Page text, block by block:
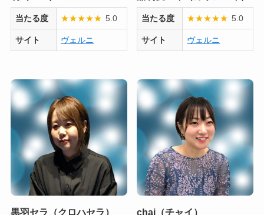
当たる度 ★★★★★ 5.0
サイト ヴェルニ
当たる度 ★★★★★ 5.0
サイト ヴェルニ
黒羽セラ（クロハセラ） chai（チャイ）